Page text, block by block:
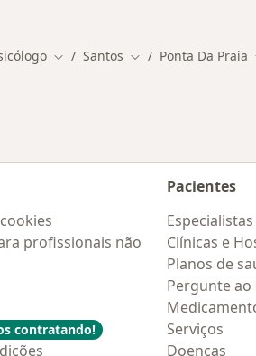
Mudar de cidade
Santos Mudar de cidade
Ponta Da Praia
profissionais não
contratando!
Pacientes
Especialistas
Clínicas e
Planos de
Pergunte ao
Serviços
Doencas